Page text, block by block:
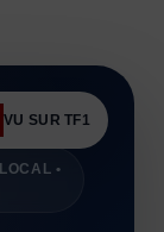
VU SUR TF1
•